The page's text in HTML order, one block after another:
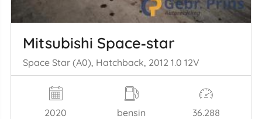
Mitsubishi Space‑star
Space Star (A0), Hatchback, 2012 1.0 12V
2020 bensin 36.288